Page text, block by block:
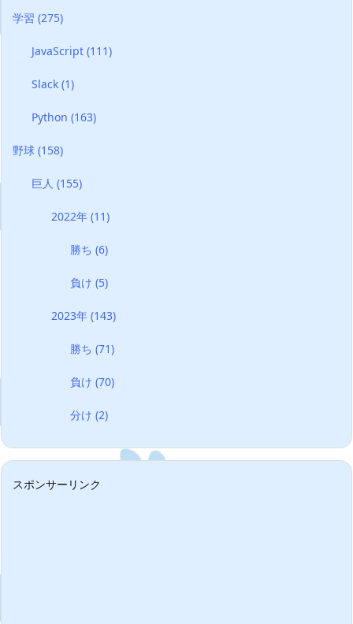
学習 (275)
JavaScript(111)
Slack(1)
Python(163)
野球 (158)
巨人(155)
2022年 (11)
勝ち(6)
負け(5)
2023年 (143)
勝ち(71)
負け(70)
分け(2)
スポンサーリンク